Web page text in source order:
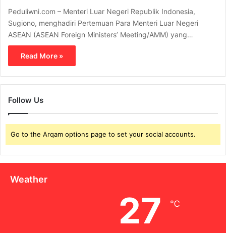
Peduliwni.com – Menteri Luar Negeri Republik Indonesia,
Sugiono, menghadiri Pertemuan Para Menteri Luar Negeri
ASEAN (ASEAN Foreign Ministers’ Meeting/AMM) yang…
Read More »
Follow Us
Go to the Arqam options page to set your social accounts.
Weather
27 ℃